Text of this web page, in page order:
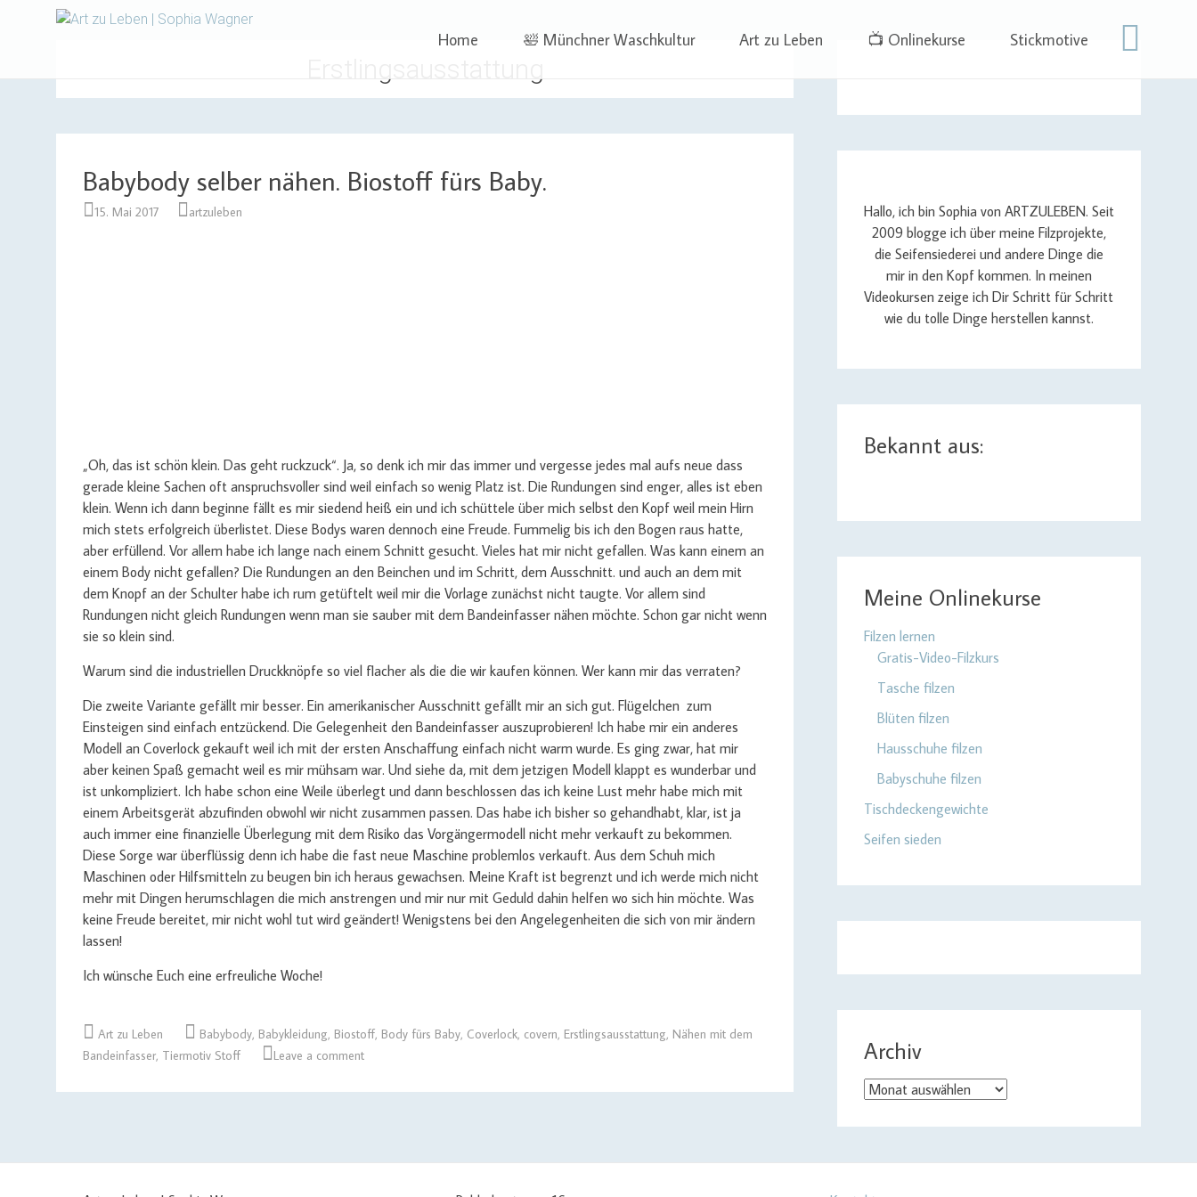
Art zu Leben | Sophia Wagner
to
Home 🛀 Münchner Waschkultur Art zu Leben 📺 Onlinekurse Stickmotive
Babybody selber nähen. Biostoff fürs Baby.
15. Mai 2017 artzuleben
„Oh, das ist schön klein. Das geht ruckzuck“. Ja, so denk ich mir das immer und vergesse jedes mal aufs neue dass
gerade kleine Sachen oft anspruchsvoller sind weil einfach so wenig Platz ist. Die Rundungen sind enger, alles ist eben
klein. Wenn ich dann beginne fällt es mir siedend heiß ein und ich schüttele über mich selbst den Kopf weil mein Hirn
mich stets erfolgreich überlistet. Diese Bodys waren dennoch eine Freude. Fummelig bis ich den Bogen raus hatte,
aber erfüllend. Vor allem habe ich lange nach einem Schnitt gesucht. Vieles hat mir nicht gefallen. Was kann einem an
einem Body nicht gefallen? Die Rundungen an den Beinchen und im Schritt, dem Ausschnitt. und auch an dem mit
dem Knopf an der Schulter habe ich rum getüftelt weil mir die Vorlage zunächst nicht taugte. Vor allem sind
Rundungen nicht gleich Rundungen wenn man sie sauber mit dem Bandeinfasser nähen möchte. Schon gar nicht wenn
sie so klein sind.
Warum sind die industriellen Druckknöpfe so viel flacher als die die wir kaufen können. Wer kann mir das verraten?
Die zweite Variante gefällt mir besser. Ein amerikanischer Ausschnitt gefällt mir an sich gut. Flügelchen zum
Einsteigen sind einfach entzückend. Die Gelegenheit den Bandeinfasser auszuprobieren! Ich habe mir ein anderes
Modell an Coverlock gekauft weil ich mit der ersten Anschaffung einfach nicht warm wurde. Es ging zwar, hat mir
aber keinen Spaß gemacht weil es mir mühsam war. Und siehe da, mit dem jetzigen Modell klappt es wunderbar und
ist unkompliziert. Ich habe schon eine Weile überlegt und dann beschlossen das ich keine Lust mehr habe mich mit
einem Arbeitsgerät abzufinden obwohl wir nicht zusammen passen. Das habe ich bisher so gehandhabt, klar, ist ja
auch immer eine finanzielle Überlegung mit dem Risiko das Vorgängermodell nicht mehr verkauft zu bekommen.
Diese Sorge war überflüssig denn ich habe die fast neue Maschine problemlos verkauft. Aus dem Schuh mich
Maschinen oder Hilfsmitteln zu beugen bin ich heraus gewachsen. Meine Kraft ist begrenzt und ich werde mich nicht
mehr mit Dingen herumschlagen die mich anstrengen und mir nur mit Geduld dahin helfen wo sich hin möchte. Was
keine Freude bereitet, mir nicht wohl tut wird geändert! Wenigstens bei den Angelegenheiten die sich von mir ändern
lassen!
Ich wünsche Euch eine erfreuliche Woche!
Art zu Leben Babybody, Babykleidung, Biostoff, Body fürs Baby, Coverlock, covern, Erstlingsausstattung, Nähen mit dem
Bandeinfasser, Tiermotiv Stoff Leave a comment
Hallo, ich bin Sophia von ARTZULEBEN. Seit
2009 blogge ich über meine Filzprojekte,
die Seifensiederei und andere Dinge die
mir in den Kopf kommen. In meinen
Videokursen zeige ich Dir Schritt für Schritt
wie du tolle Dinge herstellen kannst.
Bekannt aus:
Meine Onlinekurse
Filzen lernen
Gratis-Video-Filzkurs
Tasche filzen
Blüten filzen
Hausschuhe filzen
Babyschuhe filzen
Tischdeckengewichte
Seifen sieden
Archiv
Archiv